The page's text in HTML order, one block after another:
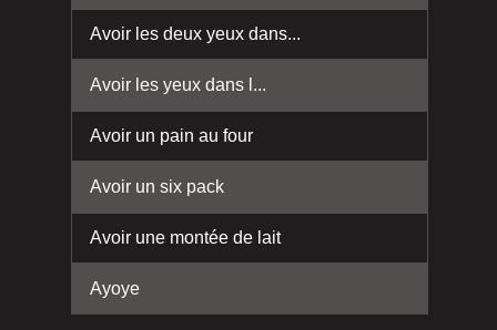
Avoir les deux yeux dans...
Avoir les yeux dans l...
Avoir un pain au four
Avoir un six pack
Avoir une montée de lait
Ayoye